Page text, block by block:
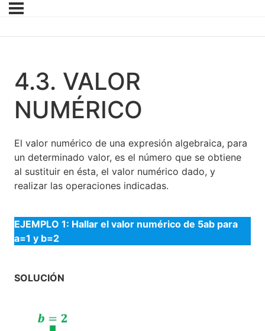
4.3. VALOR
NUMÉRICO
El valor numérico de una expresión algebraica, para
un determinado valor, es el número que se obtiene
al sustituir en ésta, el valor numérico dado, y
realizar las operaciones indicadas.
EJEMPLO 1: Hallar el valor numérico de 5ab para
a=1 y b=2
SOLUCIÓN